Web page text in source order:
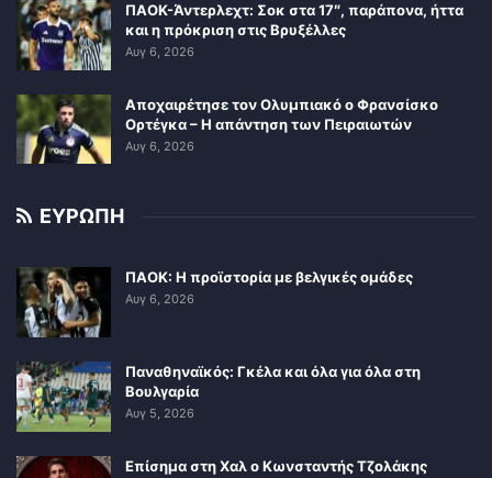
ΠΑΟΚ-Άντερλεχτ: Σοκ στα 17″, παράπονα, ήττα
και η πρόκριση στις Βρυξέλλες
Αυγ 6, 2026
Αποχαιρέτησε τον Ολυμπιακό ο Φρανσίσκο
Ορτέγκα – Η απάντηση των Πειραιωτών
Αυγ 6, 2026
ΕΥΡΩΠΗ
ΠΑΟΚ: Η προϊστορία με βελγικές ομάδες
Αυγ 6, 2026
Παναθηναϊκός: Γκέλα και όλα για όλα στη
Βουλγαρία
Αυγ 5, 2026
Επίσημα στη Χαλ ο Κωνσταντής Τζολάκης